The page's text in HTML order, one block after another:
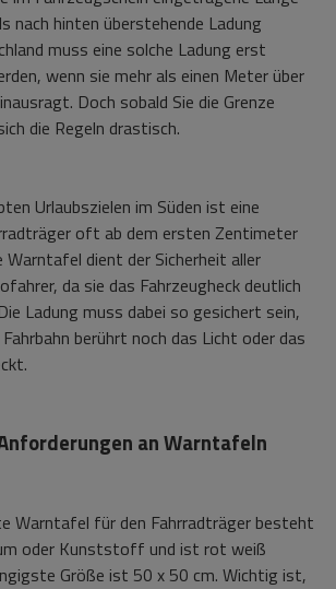
nach hinten überstehende Ladung
muss eine solche Ladung erst
wenn sie mehr als einen Meter über
Doch sobald Sie die Grenze
die Regeln drastisch.
Urlaubszielen im Süden ist eine
oft ab dem ersten Zentimeter
Warntafel dient der Sicherheit aller
da sie das Fahrzeugheck deutlich
Ladung muss dabei so gesichert sein,
berührt noch das Licht oder das
an Warntafeln
Warntafel für den Fahrradträger besteht
oder Kunststoff und ist rot weiß
Größe ist 50 x 50 cm. Wichtig ist,